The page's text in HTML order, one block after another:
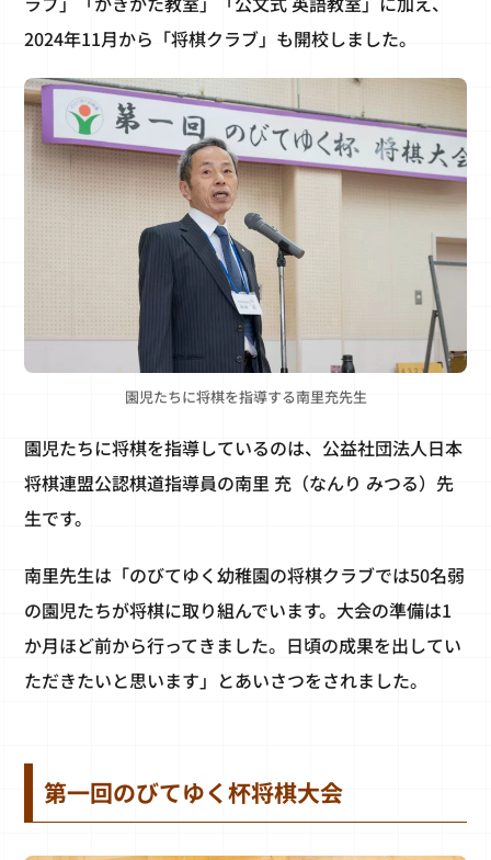
2024年11月から「将棋クラブ」も開校しました。
園児たちに将棋を指導する南里充先生
園児たちに将棋を指導しているのは、公益社団法人日本
将棋連盟公認棋道指導員の南里 充（なんり みつる）先
生です。
南里先生は「のびてゆく幼稚園の将棋クラブでは50名弱
の園児たちが将棋に取り組んでいます。大会の準備は1
か月ほど前から行ってきました。日頃の成果を出してい
ただきたいと思います」とあいさつをされました。
第一回のびてゆく杯将棋大会